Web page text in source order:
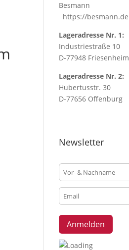
https://besmann.de
Lageradresse Nr. 1:
Industriestraße 10
D-77948 Friesenheim
Lageradresse Nr. 2:
Hubertusstr. 30
D-77656 Offenburg
Newsletter